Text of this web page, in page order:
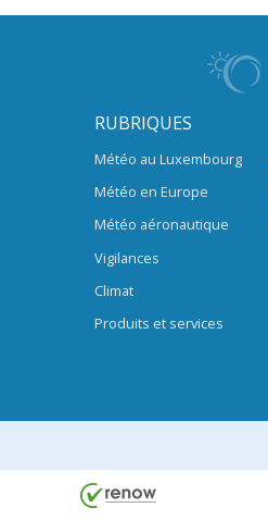
RUBRIQUES
Météo au Luxembourg
Météo en Europe
Météo aéronautique
Vigilances
Climat
Produits et services